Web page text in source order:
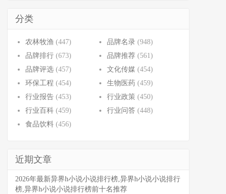
分类
农林牧渔 (447) 品牌名录 (948)
品牌排行 (673) 品牌推荐 (561)
品牌评选 (457) 文化传媒 (454)
环保工程 (454) 生物医药 (459)
行业报告 (453) 行业政策 (450)
行业百科 (459) 行业问答 (448)
食品饮料 (456)
近期文章
2026年最新异界h小说小说排行榜,异界h小说小说排行
榜,异界h小说小说排行榜前十名推荐